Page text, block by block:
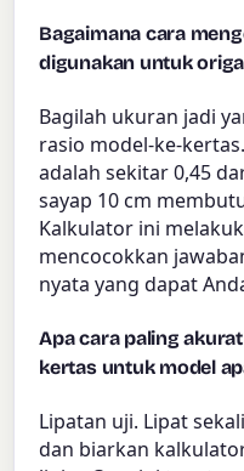
Bagaimana cara
digunakan untuk
Bagilah ukuran jadi
rasio model-ke-
adalah sekitar 0,45
sayap 10 cm
Kalkulator ini
mencocokkan
nyata yang dapat
Apa cara paling
kertas untuk model
Lipatan uji. Lipat
dan biarkan